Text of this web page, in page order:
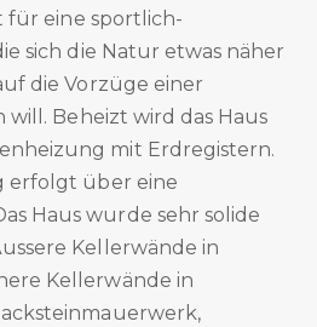
für eine sportlich-
sich die Natur etwas näher
die Vorzüge einer
will. Beheizt wird das Haus
mit Erdregistern.
erfolgt über eine
Haus wurde sehr solide
Kellerwände in
Kellerwände in